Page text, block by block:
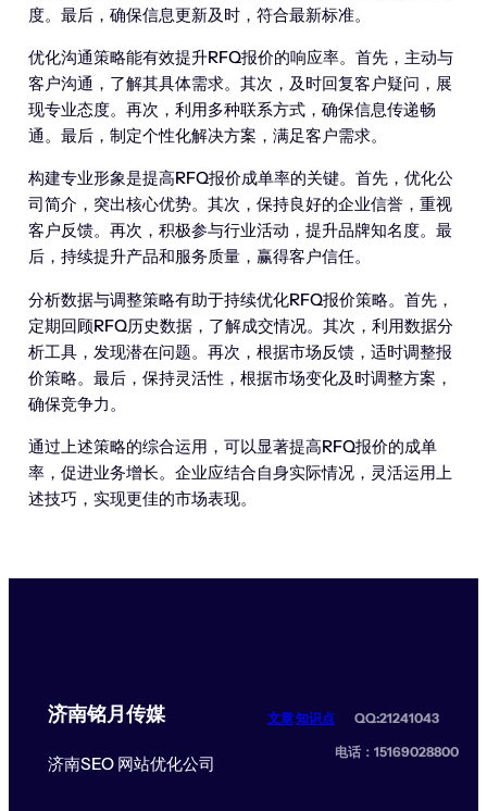
度。最后，确保信息更新及时，符合最新标准。
优化沟通策略能有效提升RFQ报价的响应率。首先，主动与
客户沟通，了解其具体需求。其次，及时回复客户疑问，展
现专业态度。再次，利用多种联系方式，确保信息传递畅
通。最后，制定个性化解决方案，满足客户需求。
构建专业形象是提高RFQ报价成单率的关键。首先，优化公
司简介，突出核心优势。其次，保持良好的企业信誉，重视
客户反馈。再次，积极参与行业活动，提升品牌知名度。最
后，持续提升产品和服务质量，赢得客户信任。
分析数据与调整策略有助于持续优化RFQ报价策略。首先，
定期回顾RFQ历史数据，了解成交情况。其次，利用数据分
析工具，发现潜在问题。再次，根据市场反馈，适时调整报
价策略。最后，保持灵活性，根据市场变化及时调整方案，
确保竞争力。
通过上述策略的综合运用，可以显著提高RFQ报价的成单
率，促进业务增长。企业应结合自身实际情况，灵活运用上
述技巧，实现更佳的市场表现。
济南铭月传媒
济南SEO 网站优化公司
文章知识点 QQ:21241043
电话：15169028800